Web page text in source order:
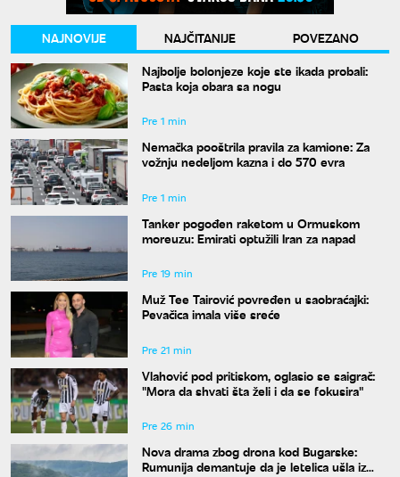
NAJNOVIJE NAJČITANIJE
POVEZANO
Najbolje bolonjeze koje ste ikada probali:
Pasta koja obara sa nogu
Pre 1 min
Nemačka pooštrila pravila za kamione: Za
vožnju nedeljom kazna i do 570 evra
Pre 1 min
Tanker pogođen raketom u Ormuskom
moreuzu: Emirati optužili Iran za napad
Pre 19 min
Muž Tee Tairović povređen u saobraćajki:
Pevačica imala više sreće
Pre 21 min
Vlahović pod pritiskom, oglasio se saigrač:
"Mora da shvati šta želi i da se fokusira"
Pre 26 min
Nova drama zbog drona kod Bugarske:
Rumunija demantuje da je letelica ušla iz